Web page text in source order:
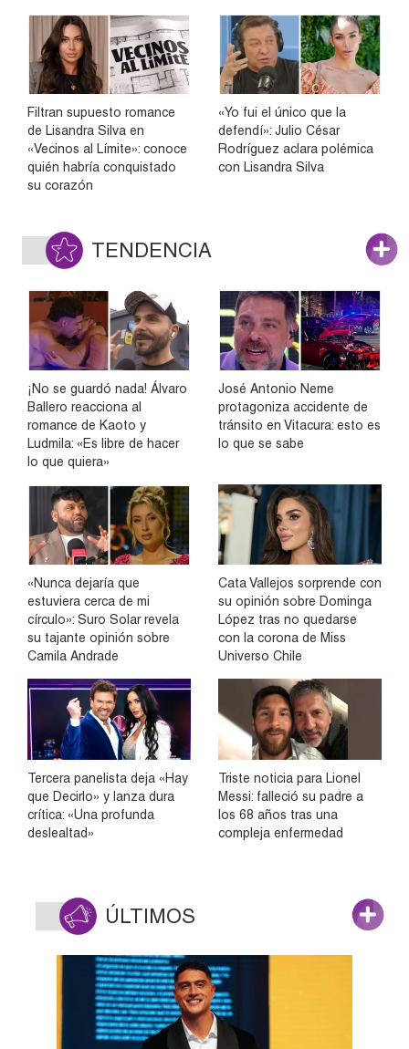
Filtran supuesto romance
de Lisandra Silva en
«Vecinos al Límite»: conoce
quién habría conquistado
su corazón
«Yo fui el único que la
defendí»: Julio César
Rodríguez aclara polémica
con Lisandra Silva
TENDENCIA
¡No se guardó nada! Álvaro
Ballero reacciona al
romance de Kaoto y
Ludmila: «Es libre de hacer
lo que quiera»
José Antonio Neme
protagoniza accidente de
tránsito en Vitacura: esto es
lo que se sabe
«Nunca dejaría que
estuviera cerca de mi
círculo»: Suro Solar revela
su tajante opinión sobre
Camila Andrade
Cata Vallejos sorprende con
su opinión sobre Dominga
López tras no quedarse
con la corona de Miss
Universo Chile
Tercera panelista deja «Hay
que Decirlo» y lanza dura
crítica: «Una profunda
deslealtad»
Triste noticia para Lionel
Messi: falleció su padre a
los 68 años tras una
compleja enfermedad
ÚLTIMOS